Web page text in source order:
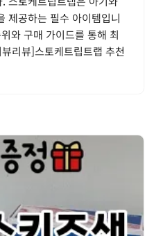
제공하는 필수 아이템입니
와 구매 가이드를 통해 최
리뷰]스토케트립트랩 추천